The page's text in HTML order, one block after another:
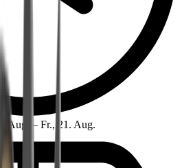
Aug. – Fr., 21. Aug.